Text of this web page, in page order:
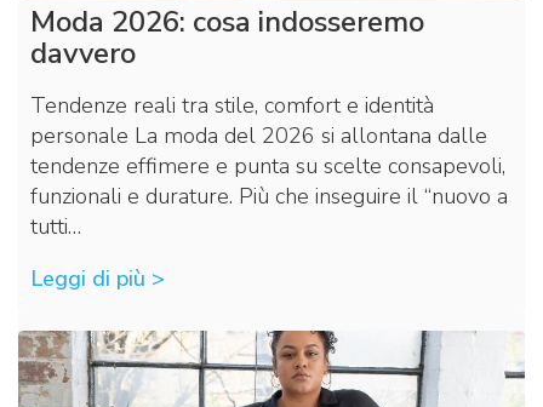
Moda 2026: cosa indosseremo
davvero
Tendenze reali tra stile, comfort e identità
personale La moda del 2026 si allontana dalle
tendenze effimere e punta su scelte consapevoli,
funzionali e durature. Più che inseguire il “nuovo a
tutti…
Leggi di più >